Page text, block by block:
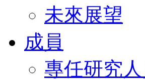
未來展望
成員
專任研究人